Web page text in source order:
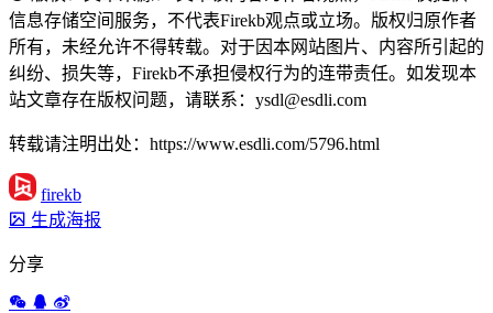
信息存储空间服务，不代表Firekb观点或立场。版权归原作者
所有，未经允许不得转载。对于因本网站图片、内容所引起的
纠纷、损失等，Firekb不承担侵权行为的连带责任。如发现本
站文章存在版权问题，请联系：ysdl@esdli.com
转载请注明出处：https://www.esdli.com/5796.html
firekb
生成海报
分享